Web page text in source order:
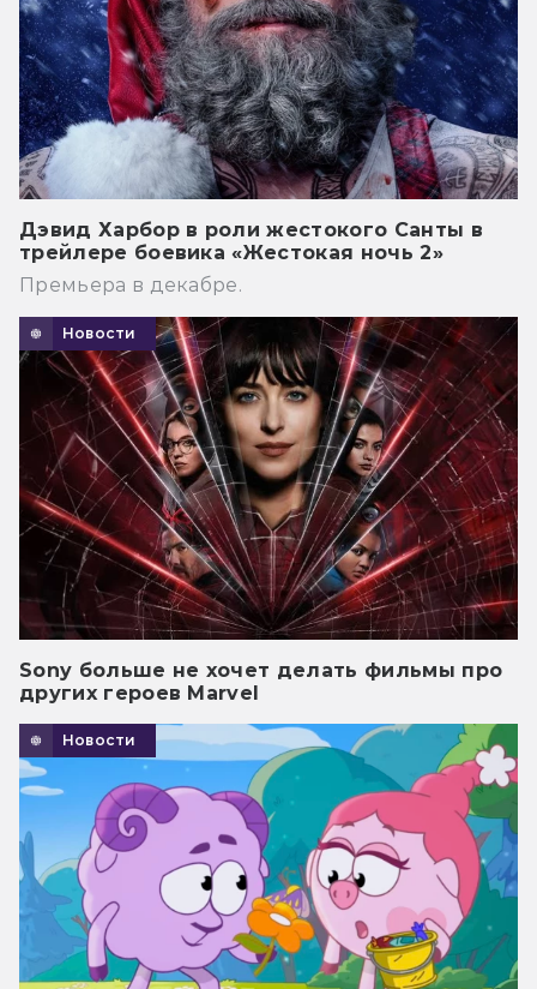
Дэвид Харбор в роли жестокого Санты в
трейлере боевика «Жестокая ночь 2»
Премьера в декабре.
Новости
Sony больше не хочет делать фильмы про
других героев Marvel
Новости